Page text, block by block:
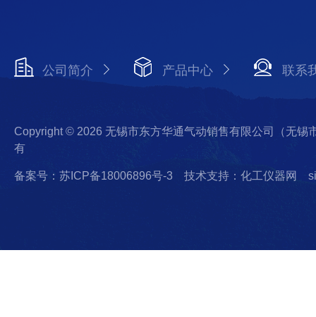
公司简介 产品中心 联系
Copyright © 2026 无锡市东方华通气动销售有限公司（无锡
有
备案号：苏ICP备18006896号-3 技术支持：化工仪器网